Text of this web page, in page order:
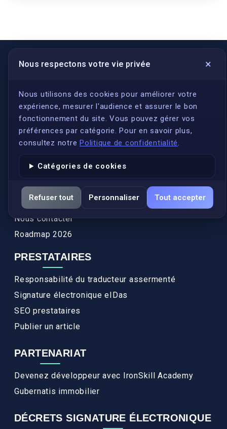
Nous respectons votre vie privée ×
Nous utilisons des cookies pour améliorer votre
expérience, mesurer l'audience et assurer le bon
fonctionnement du site. Vous pouvez gérer vos
préférences par catégorie. Pour en savoir plus,
consultez notre Politique de confidentialité.
Catégories de cookies
Refuser tout Personnaliser Tout accepter
LIENS UTILES
S'inscrire
Qui sommes-nous ?
Annuaires des traducteurs assermentés
Actualités
Services
FAQ
Nous contacter
Roadmap 2026
PRESTATAIRES
Responsabilité du traducteur assermenté
Signature électronique eIDas
SEO prestataires
Publier un article
PARTENARIAT
Devenez développeur avec IronSkill Academy
Gubernatis immobilier
DÉCRETS SIGNATURE ÉLECTRONIQUE